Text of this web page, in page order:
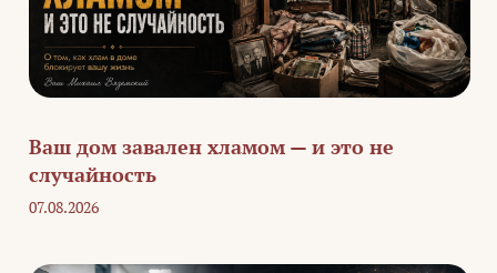
Ваш дом завален хламом — и это не
случайность
07.08.2026